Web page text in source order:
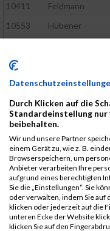
10411
Feldmann
10553
Hübener
10646
10676
Kricke
11128
Wünsch
10492
Hanisch
10634
Knauft
10868
Restemeier
10480
Gutsche
10953
Schuenemann
10498
Hartmann
Durch Klicken auf die
Standardeinstellung
beibehalten.
Wir und unsere Partner
einem Gerät zu, wie z. B.
Browserspeichern, um
Anbieter verarbeiten Ihre
aufgrund eines berechtigten
Sie die „Einstellungen“. Sie
oder verwalten, indem Sie auf
klicken oder jederzeit auf die
unteren Ecke der Website
klicken Sie auf den